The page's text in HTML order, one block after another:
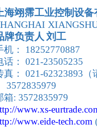
海翊霈工业控制设备
牌负责人 刘工
机： 18252770887
话： 021-23505235
真： 021-62323893（
3572835979
箱: 3572835979
www.xs-eurtrade
www.eide-tech.com